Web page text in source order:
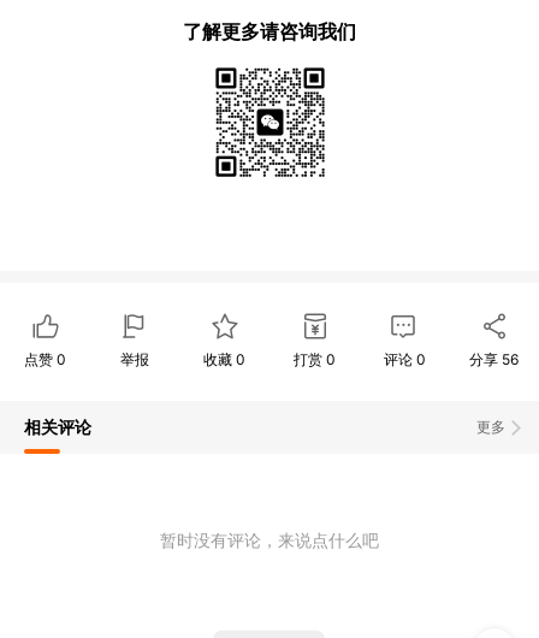
了解更多请咨询我们
点赞 0 举报 收藏0 打赏 0 评论 0 分享 56
更多
相关评论
暂时没有评论，来说点什么吧